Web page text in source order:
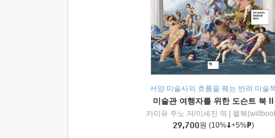
서양 미술사의 흐름을 꿰는 반려 미술
미술관 여행자를 위한 도슨트 북 II
카미유 주노 저/이세진 역
윌북
29,700원 (10% +5% )